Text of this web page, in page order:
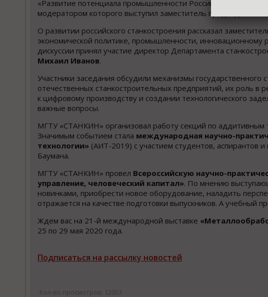
«Развитие потенциала промышленности России. Вклад
модератором которого выступил заместитель
О развитии российского станкостроения рассказал
экономической политике, промышленности, инновационному
дискуссии принял участие директор Департамента
Михаил Иванов.
Участники заседания обсудили механизмы
отечественных станкостроительных предприятий, их роль
к цифровому производству и создании технологического
важные вопросы.
МГТУ «СТАНКИН» организовал работу секций по аддитивным
Значимым событием стала международная научно-
технологии» (АИТ-2019) с участием студентов,
Баумана.
МГТУ «СТАНКИН» провел Всероссийскую научно-
управление, человеческий капитал». По мнению
новинками, приобрести новое oбoрудование, наладить
отражается на качестве подготовки выпускников. А учебный
Ждем вас на 21-й международной выставке
25 по 29 мая 2020 года.
Подписаться на рассылку новостей
Кол-во просмотров: 12053